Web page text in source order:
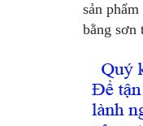
sản
bằng sơn